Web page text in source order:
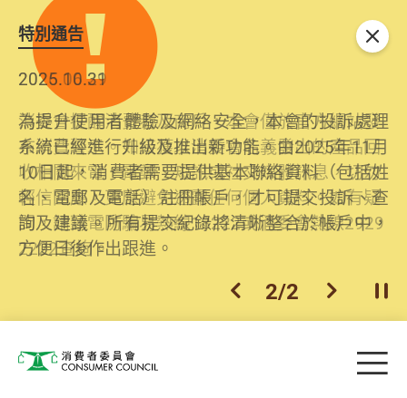
特別通告
2026.06.29
消委會提醒消費者及商戶，本會僅於官方網站發
布消費警示。如接獲以消委會名義發出的產品回
收相關來電、電郵、短訊或社交媒體訊息，切勿
輕信回應，更應避免透露任何個人資料。如有疑
問，請致電防騙易熱線18222或消委會熱線2929
2222查詢。
2025.10.31
為提升使用者體驗及網絡安全，本會的投訴處理
系統已經進行升級及推出新功能。由2025年11月
10日起，消費者需要提供基本聯絡資料（包括姓
名、電郵及電話）註冊帳戶，才可提交投訴、查
詢及建議。所有提交紀錄將清晰整合於帳戶中，
方便日後作出跟進。
上一個
2/2 下一個開
關閉
消費者委員會 目